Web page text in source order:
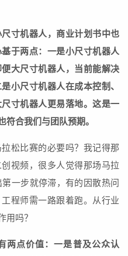
寸机器人，商业计划书中也
于两点：一是小尺寸机器人
大尺寸机器人，当前能解决
小尺寸机器人在成本控制、
寸机器人更易落地。这是一
合我们与团队预期。
松比赛的必要吗？我记得那
视频，很多人觉得那场马拉
一步就停滞，有的因散热问
程师需一路跟着跑。从行业
用吗？
两点价值：一是普及公众认